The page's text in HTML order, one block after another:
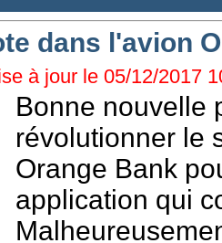
dans l'avion
à jour le 05/12/2017
Bonne nouvelle
révolutionner le
Orange Bank
application qui